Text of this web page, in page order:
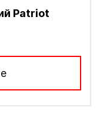
Patriot